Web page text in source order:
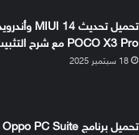
POCO X3 Pro مع شرح التثبيت
18 سبتمبر 2025